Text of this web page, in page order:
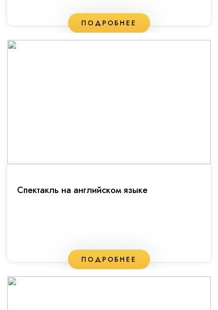
ПОДРОБНЕЕ
Спектакль на английском языке
ПОДРОБНЕЕ